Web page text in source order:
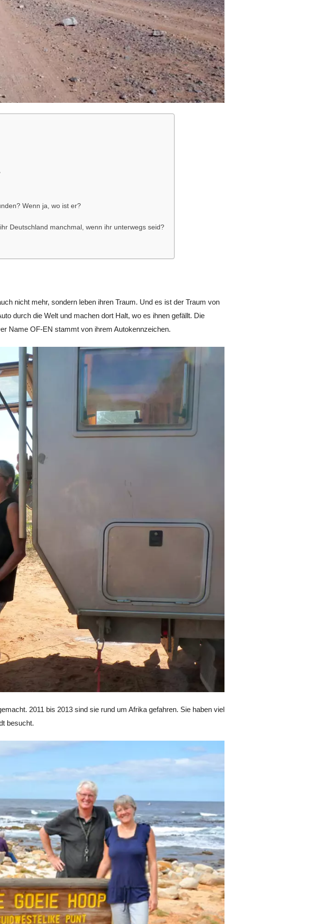
Wenn ja, wo ist er?
Deutschland manchmal, wenn ihr unterwegs seid?
nicht mehr, sondern leben ihren Traum. Und es ist der Traum von
durch die Welt und machen dort Halt, wo es ihnen gefällt. Die
Name OF-EN stammt von ihrem Autokennzeichen.
2011 bis 2013 sind sie rund um Afrika gefahren. Sie haben viel
besucht.